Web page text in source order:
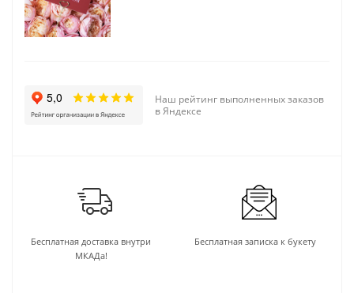
Наш рейтинг выполненных заказов
в Яндексе
Бесплатная доставка внутри
МКАДа!
Бесплатная записка к букету